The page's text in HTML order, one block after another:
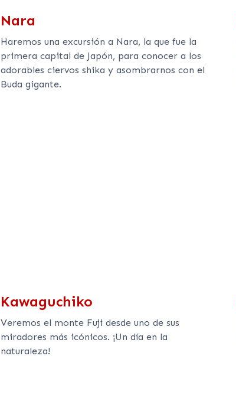
Nara
Haremos una excursión a Nara, la que fue la
primera capital de Japón, para conocer a los
adorables ciervos shika y asombrarnos con el
Buda gigante.
Kawaguchiko
Veremos el monte Fuji desde uno de sus
miradores más icónicos. ¡Un día en la
naturaleza!